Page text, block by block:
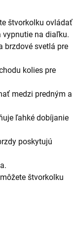
štvorkolku ovládať
vypnutie na diaľku.
brzdové svetlá pre
kolies pre
medzi predným a
ľahké dobíjanie
poskytujú
štvorkolku